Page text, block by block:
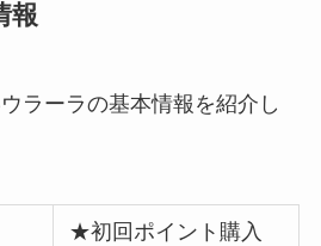
報
ラーラの基本情報を紹介し
★初回ポイント購入